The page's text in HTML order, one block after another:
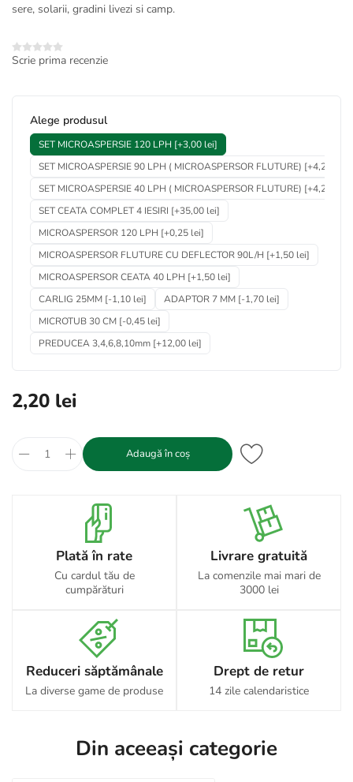
sere, solarii, gradini livezi si camp.
Scrie prima recenzie
Alege produsul
SET MICROASPERSIE 120 LPH [+3,00 lei]
SET MICROASPERSIE 90 LPH ( MICROASPERSOR FLUTURE) [+4,25 lei]
SET MICROASPERSIE 40 LPH ( MICROASPERSOR FLUTURE) [+4,25 lei]
SET CEATA COMPLET 4 IESIRI [+35,00 lei]
MICROASPERSOR 120 LPH [+0,25 lei]
MICROASPERSOR FLUTURE CU DEFLECTOR 90L/H [+1,50 lei]
MICROASPERSOR CEATA 40 LPH [+1,50 lei]
CARLIG 25MM [-1,10 lei]
ADAPTOR 7 MM [-1,70 lei]
MICROTUB 30 CM [-0,45 lei]
PREDUCEA 3,4,6,8,10mm [+12,00 lei]
2,20 lei
Adaugă în coș
Plată în rate
Cu cardul tău de
cumpărături
Livrare gratuită
La comenzile mai mari de
3000 lei
Reduceri săptămânale
La diverse game de produse
Drept de retur
14 zile calendaristice
Din aceeași categorie